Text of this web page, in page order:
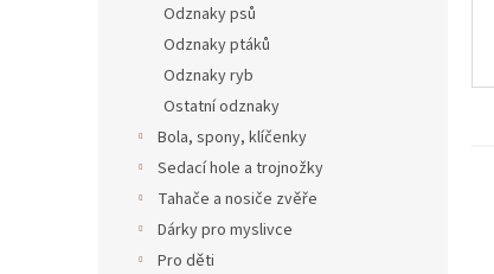
Odznaky psů
Odznaky ptáků
Odznaky ryb
Ostatní odznaky
Bola, spony, klíčenky
Sedací hole a trojnožky
Tahače a nosiče zvěře
Dárky pro myslivce
Pro děti